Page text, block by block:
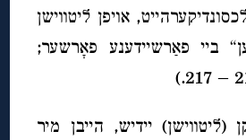
אויפן ליטווישן
ביי פאַרשיידענע פאָרשער;
(ליטווישן) יידיש, הייבן מיר